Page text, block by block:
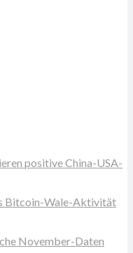
positive China-USA-
Bitcoin-Wale-Aktivität
November-Daten